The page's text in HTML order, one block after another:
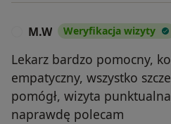
M.W Weryfikacja wizyty
Lekarz bardzo pomocny,
empatyczny, wszystko
pomógł, wizyta
naprawdę polecam